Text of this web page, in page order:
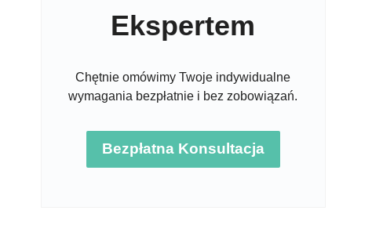
Ekspertem
Chętnie omówimy Twoje indywidualne
wymagania bezpłatnie i bez zobowiązań.
Bezpłatna Konsultacja